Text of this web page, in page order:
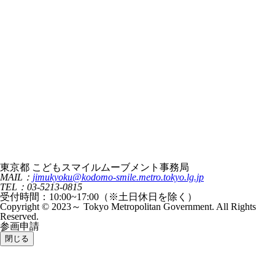
東京都 こどもスマイルムーブメント事務局
MAIL： jimukyoku@kodomo-smile.metro.tokyo.lg.jp
TEL：03-5213-0815
受付時間：10:00~17:00（※土日休日を除く）
Copyright © 2023～ Tokyo Metropolitan Government. All Rights
Reserved.
参画申請
閉じる